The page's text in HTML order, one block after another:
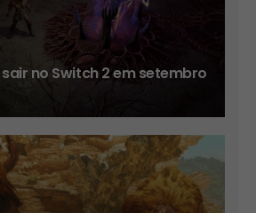
no Switch 2 em setembro